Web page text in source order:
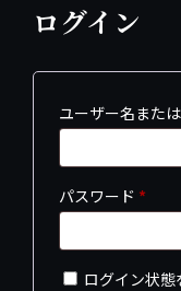
ログイン
ユーザー名また
パスワード *必
ログイン状態